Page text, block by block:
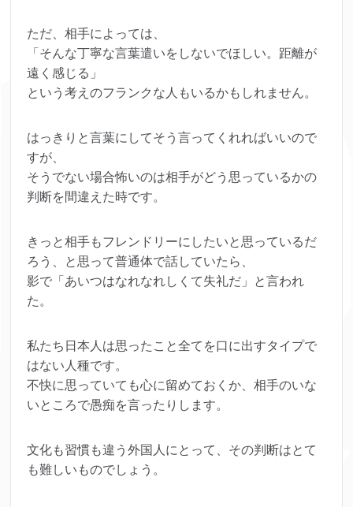
ただ、相手によっては、
「そんな丁寧な言葉遣いをしないでほしい。距離が
遠く感じる」
という考えのフランクな人もいるかもしれません。
はっきりと言葉にしてそう言ってくれればいいので
すが、
そうでない場合怖いのは相手がどう思っているかの
判断を間違えた時です。
きっと相手もフレンドリーにしたいと思っているだ
ろう、と思って普通体で話していたら、
影で「あいつはなれなれしくて失礼だ」と言われ
た。
私たち日本人は思ったこと全てを口に出すタイプで
はない人種です。
不快に思っていても心に留めておくか、相手のいな
いところで愚痴を言ったりします。
文化も習慣も違う外国人にとって、その判断はとて
も難しいものでしょう。